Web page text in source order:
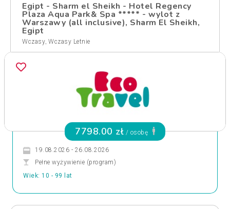
Egipt - Sharm el Sheikh - Hotel Regency
Plaza Aqua Park& Spa ***** - wylot z
Warszawy (all inclusive), Sharm El Sheikh,
Egipt
Wczasy, Wczasy Letnie
7798.00 zł / osobę
19.08.2026 - 26.08.2026
Pełne wyżywienie (program)
Wiek: 10 - 99 lat